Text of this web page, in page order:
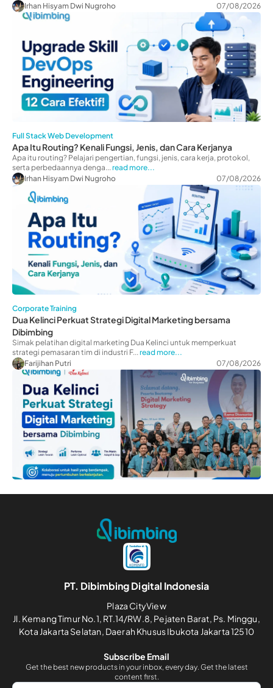
Irhan Hisyam Dwi Nugroho
07/08/2026
Full Stack Web Development
Apa Itu Routing? Kenali Fungsi, Jenis, dan Cara Kerjanya
Apa itu routing? Pelajari pengertian, fungsi, jenis, cara kerja, protokol,
serta perbedaannya denga... read more...
Irhan Hisyam Dwi Nugroho
07/08/2026
Corporate Training
Dua Kelinci Perkuat Strategi Digital Marketing bersama
Dibimbing
Simak pelatihan digital marketing Dua Kelinci untuk memperkuat
strategi pemasaran tim di industri F... read more...
Farijihan Putri
07/08/2026
PT. Dibimbing Digital Indonesia
Plaza CityView
Jl. Kemang Timur No.1, RT.14/RW.8, Pejaten Barat, Ps. Minggu,
Kota Jakarta Selatan, Daerah Khusus Ibukota Jakarta 12510
Subscribe Email
Get the best new products in your inbox, every day. Get the latest
content first.